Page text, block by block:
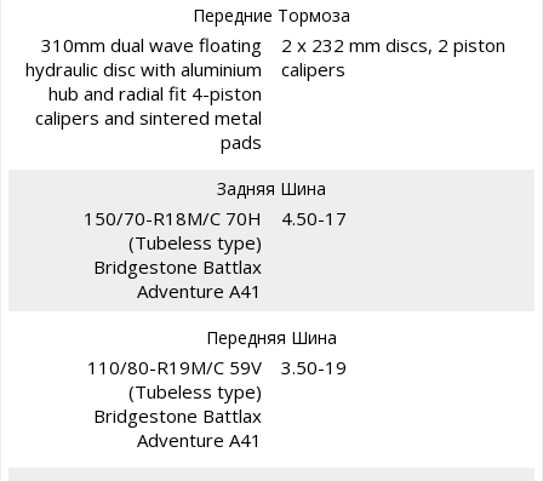
Передние Тормоза
310mm dual wave floating
hydraulic disc with aluminium
hub and radial fit 4-piston
calipers and sintered metal
pads
2 x 232 mm discs, 2 piston
calipers
Задняя Шина
150/70-R18M/C 70H
(Tubeless type)
Bridgestone Battlax
Adventure A41
4.50-17
Передняя Шина
110/80-R19M/C 59V
(Tubeless type)
Bridgestone Battlax
Adventure A41
3.50-19